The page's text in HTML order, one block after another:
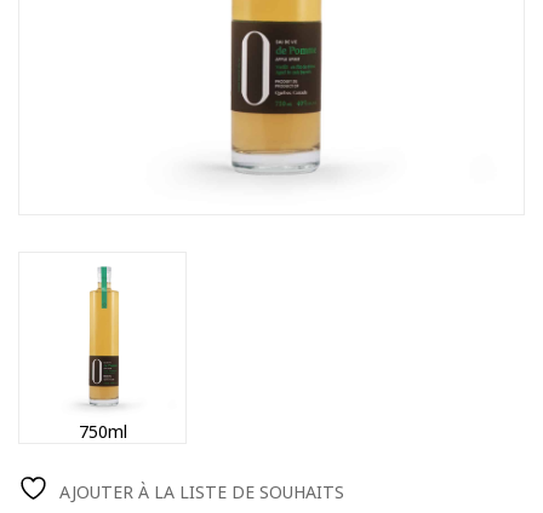
750ml
AJOUTER À LA LISTE DE SOUHAITS